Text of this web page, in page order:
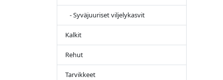
- Syväjuuriset viljelykasvit
Kalkit
Rehut
Tarvikkeet